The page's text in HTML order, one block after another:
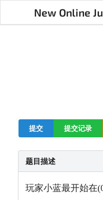
New Online
提交 提交记录
题目描述
玩家小蓝最开始在